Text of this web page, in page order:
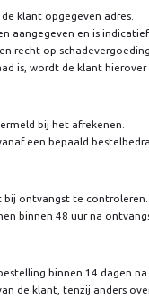
klant opgegeven adres.
aangegeven en is
recht op
is, wordt de klant
bij het afrekenen.
een bepaald
bij ontvangst te controleren.
binnen 48 uur na
binnen 14 dagen
de klant, tenzij anders